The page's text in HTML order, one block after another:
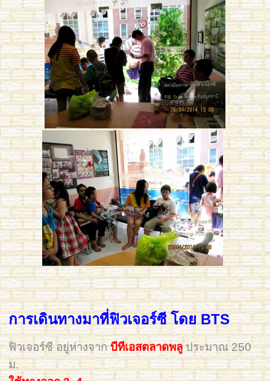
การเดินทางมาที่ฟิวเจอร์ซี โดย BTS
ฟิวเจอร์ซี อยู่ห่างจากบีทีเอสตลาดพลูประมาณ 250
ม.